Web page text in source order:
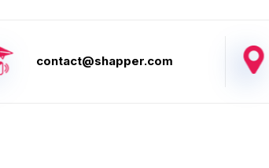
contact@shapper.com